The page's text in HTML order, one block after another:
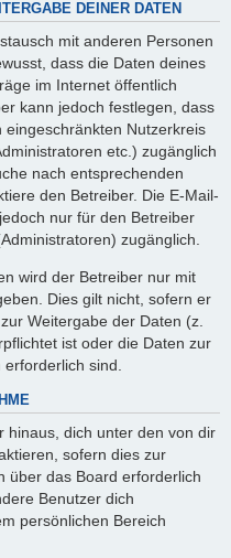
DEINER DATEN
mit anderen Personen
dass die Daten deines
im Internet öffentlich
kann jedoch festlegen, dass
Nutzerkreis
etc.) zugänglich
nach entsprechenden
den Betreiber. Die E-Mail-
nur für den Betreiber
zugänglich.
wird der Betreiber nur mit
Dies gilt nicht, sofern er
Weitergabe der Daten (z.
ist oder die Daten zur
sind.
hinaus, dich unter den von dir
sofern dies zur
über das Board erforderlich
Benutzer dich
persönlichen Bereich